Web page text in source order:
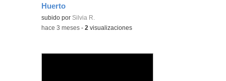
Huerto
subido por Silvia R.
-hace 3 meses -2 visualizaciones